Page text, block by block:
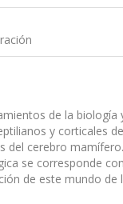
de la biología
y corticales
del cerebro
se corresponde
de este mundo